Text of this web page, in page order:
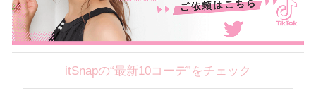
itSnapの“最新10コーデ”をチェック